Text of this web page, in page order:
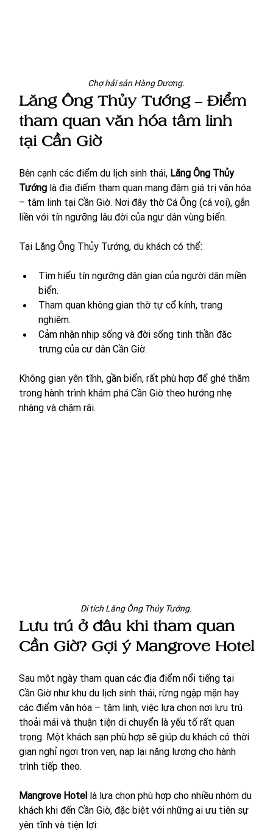
Chợ hải sản Hàng Dương.
Lăng Ông Thủy Tướng – Điểm
tham quan văn hóa tâm linh
tại Cần Giờ
Bên cạnh các điểm du lịch sinh thái, Lăng Ông Thủy
Tướng là địa điểm tham quan mang đậm giá trị văn hóa
– tâm linh tại Cần Giờ. Nơi đây thờ Cá Ông (cá voi), gắn
liền với tín ngưỡng lâu đời của ngư dân vùng biển.
Tại Lăng Ông Thủy Tướng, du khách có thể:
Tìm hiểu tín ngưỡng dân gian của người dân miền
biển.
Tham quan không gian thờ tự cổ kính, trang
nghiêm.
Cảm nhận nhịp sống và đời sống tinh thần đặc
trưng của cư dân Cần Giờ.
Không gian yên tĩnh, gần biển, rất phù hợp để ghé thăm
trong hành trình khám phá Cần Giờ theo hướng nhẹ
nhàng và chậm rãi.
Di tích Lăng Ông Thủy Tướng.
Lưu trú ở đâu khi tham quan
Cần Giờ? Gợi ý Mangrove Hotel
Sau một ngày tham quan các địa điểm nổi tiếng tại
Cần Giờ như khu du lịch sinh thái, rừng ngập mặn hay
các điểm văn hóa – tâm linh, việc lựa chọn nơi lưu trú
thoải mái và thuận tiện di chuyển là yếu tố rất quan
trọng. Một khách sạn phù hợp sẽ giúp du khách có thời
gian nghỉ ngơi trọn vẹn, nạp lại năng lượng cho hành
trình tiếp theo.
Mangrove Hotel là lựa chọn phù hợp cho nhiều nhóm du
khách khi đến Cần Giờ, đặc biệt với những ai ưu tiên sự
yên tĩnh và tiện lợi: